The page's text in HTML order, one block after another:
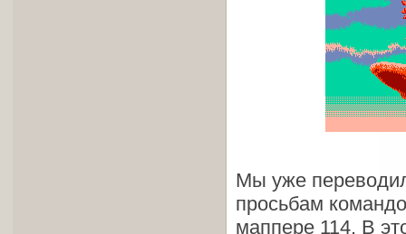
Мы уже
просьбам
маппере 114. В